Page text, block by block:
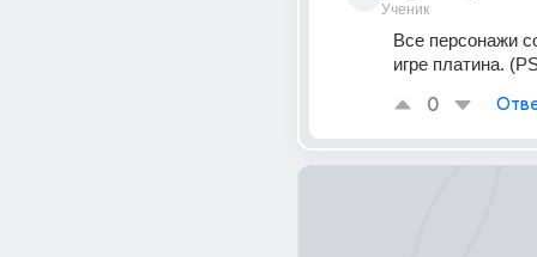
Ученик
Все персонажи
игре платина.
0